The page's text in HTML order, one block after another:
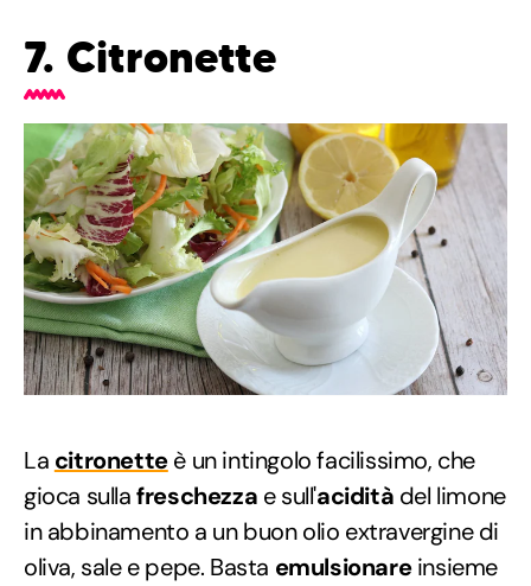
7. Citronette
La citronetteè un intingolo facilissimo, che
gioca sullafreschezza e sull'acidità del limone
in abbinamento a un buon olio extravergine di
oliva, sale e pepe. Basta emulsionareinsieme